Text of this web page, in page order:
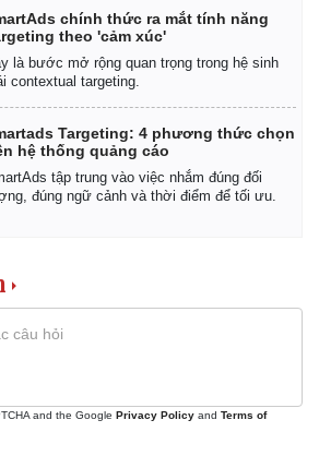
Infographic
chính thức ra mắt tính năng
theo 'cảm xúc'
là bước mở rộng quan trọng trong hệ sinh
contextual targeting.
Targeting: 4 phương thức chọn
hệ thống quảng cáo
tập trung vào việc nhắm đúng đối
đúng ngữ cảnh và thời điểm để tối ưu.
and the Google Privacy Policy and Terms of